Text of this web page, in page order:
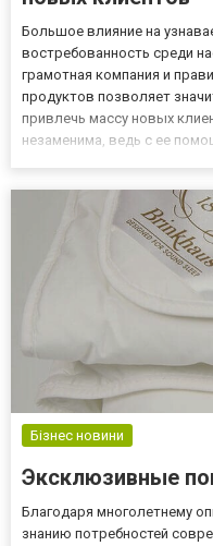
Большое влияние на
востребованность среди
грамотная компания и
продуктов позволяет
привлечь массу новых
незаменима, ведь с ее
исключительно на...
Бізнес новини
Эксклюзивные
Благодаря многолетнему
знанию потребностей